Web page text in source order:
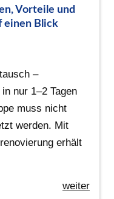
Vorteile und
einen Blick
–
nur 1–2 Tagen
muss nicht
werden. Mit
erhält
weiter